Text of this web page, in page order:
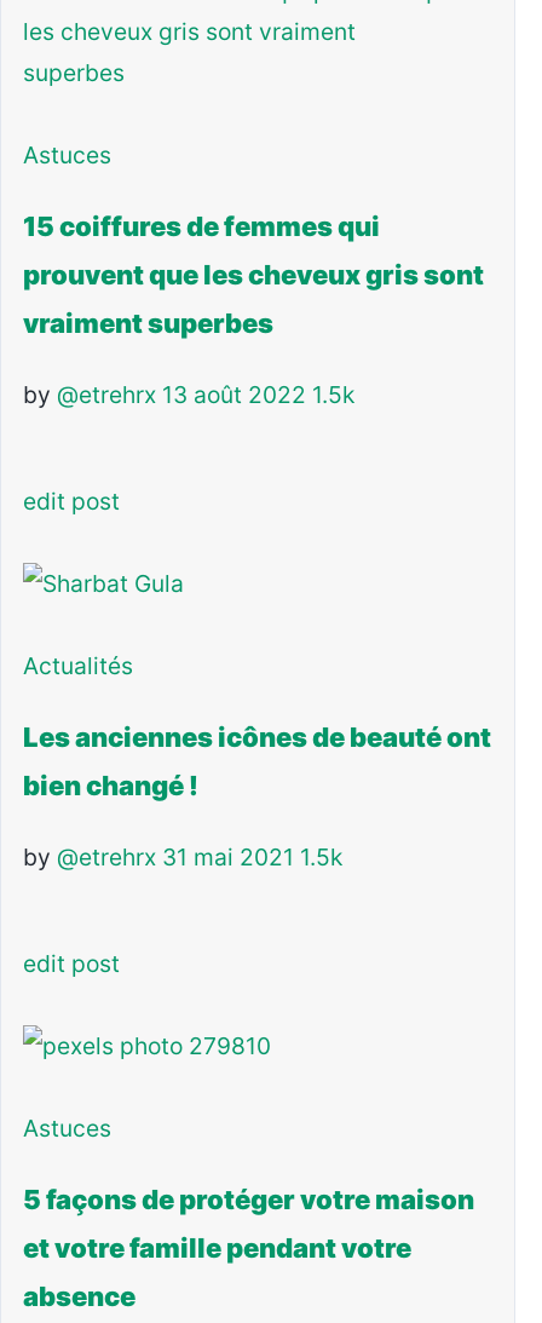
Astuces
15 coiffures de femmes qui
prouvent que les cheveux gris sont
vraiment superbes
by @etrehrx 13 août 2022 1.5k
edit post
Actualités
Les anciennes icônes de beauté ont
bien changé !
by @etrehrx 31 mai 2021 1.5k
edit post
Astuces
5 façons de protéger votre maison
et votre famille pendant votre
absence